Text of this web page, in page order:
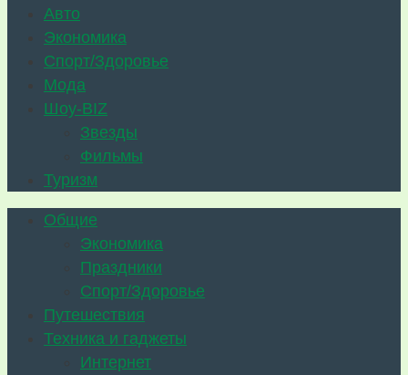
Авто
Экономика
Спорт/Здоровье
Мода
Шоу-BIZ
Звезды
Фильмы
Туризм
Общие
Экономика
Праздники
Спорт/Здоровье
Путешествия
Техника и гаджеты
Интернет